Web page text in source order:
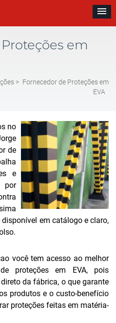
em
> Fornecedor de Proteções em
EVA
no
de
e
por
em catálogo e claro,
você tem acesso ao melhor
proteções em EVA, pois
da fábrica, o que garante
produtos e o custo-benefício
proteções feitas em matéria-